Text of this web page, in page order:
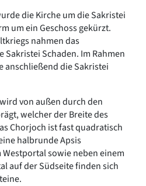
die Kirche um die Sakristei
um ein Geschoss gekürzt.
nahmen das
Schaden. Im Rahmen
anschließend die Sakristei
von außen durch den
welcher der Breite des
Chorjoch ist fast quadratisch
halbrunde Apsis
sowie neben einem
auf der Südseite finden sich